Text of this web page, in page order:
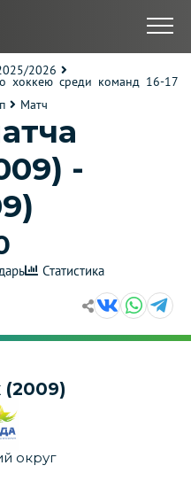
2026
хоккею среди команд 16-17
Матч
-
Статистика
(2009)
округ